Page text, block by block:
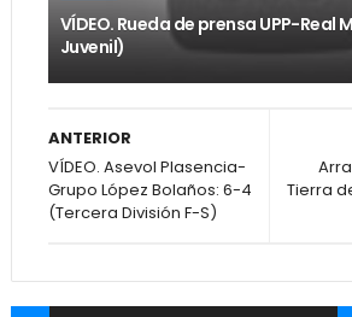
VÍDEO. Rueda de prensa UPP-Real
Juvenil)
Tierra
ANTERIOR
VÍDEO. Asevol Plasencia-
Grupo López Bolaños: 6-4
(Tercera División F-S)